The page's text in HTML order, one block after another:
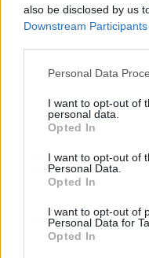
also be disclosed by us
Downstream Participants
Personal Data
I want to opt-out of
personal data.
Opted In
I want to opt-out of
Personal Data.
Opted In
I want to opt-out of
Personal Data for
Opted In